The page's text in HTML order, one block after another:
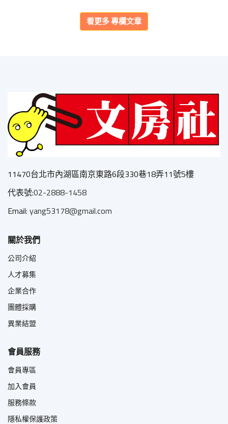
看更多專欄文章
11470台北市內湖區南京東路6段330巷18弄11號5樓
代表號:02-2888-1458
Email:yang53178@gmail.com
關於我們
公司介紹
人才募集
企業合作
團體採購
異業結盟
會員服務
會員專區
加入會員
服務條款
隱私權保護政策